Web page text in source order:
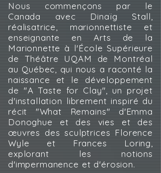
Nous commençons par le
Canada avec Dinaïg Stall,
réalisatrice, marionnettiste et
enseignante en Arts de la
Marionnette à l'École Supérieure
de Théâtre UQAM de Montréal
au Québec, qui nous a raconté la
naissance et le développement
de "A Taste for Clay", un projet
d'installation librement inspiré du
récit "What Remains" d'Emma
Donoghue et des vies et des
œuvres des sculptrices Florence
Wyle et Frances Loring,
explorant les notions
d'impermanence et d'érosion.